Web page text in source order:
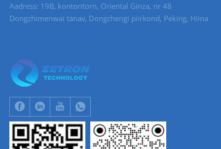
Aadress: 19B, kontoritorn, Oriental Ginza, nr 48
Dongzhimenwai tänav, Dongchengi piirkond, Peking, Hiina